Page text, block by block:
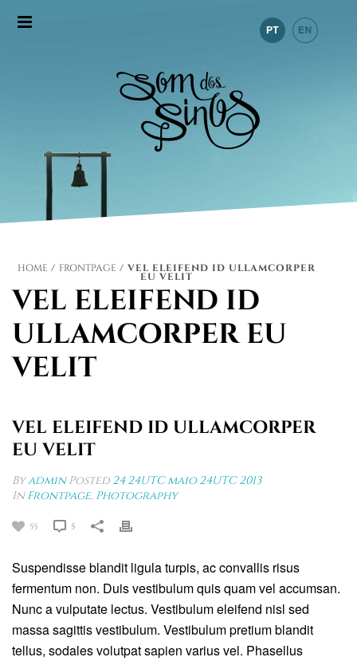
HOME / FRONTPAGE / VEL ELEIFEND ID ULLAMCORPER
EU VELIT
VEL ELEIFEND ID
ULLAMCORPER EU
VELIT
VEL ELEIFEND ID ULLAMCORPER
EU VELIT
Byadmin Posted 24 24UTC maio 24UTC 2013
InFrontpage, Photography
55 5
Suspendisse blandit ligula turpis, ac convallis risus
fermentum non. Duis vestibulum quis quam vel accumsan.
Nunc a vulputate lectus. Vestibulum eleifend nisl sed
massa sagittis vestibulum. Vestibulum pretium blandit
tellus, sodales volutpat sapien varius vel. Phasellus